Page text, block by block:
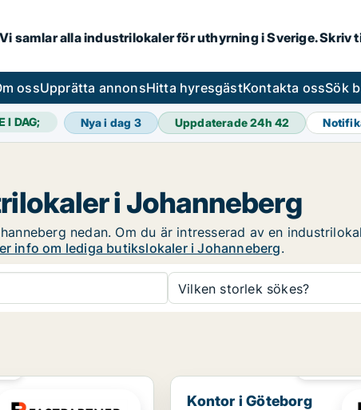
Vi samlar alla industrilokaler för uthyrning i Sverige.
ossUpprätta annonsHitta hyresgästKontakta ossSök
I DAG; Nya i dag 3 Uppdaterade 24h42
i Johanneberg
nedan. Om du är intresserad av en
info om lediga butikslokaler i Johanneberg.
Vilken storlek sökes?
Kontor i Göteborg
Kontor i Göteborg